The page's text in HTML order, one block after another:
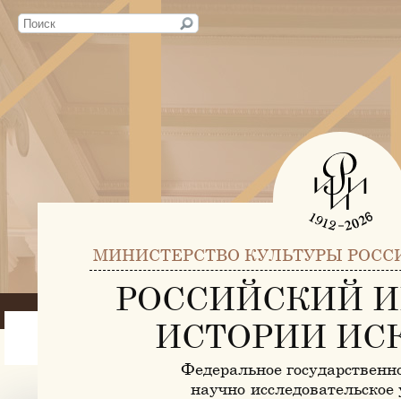
МИНИСТЕРСТВО КУЛЬТУРЫ
РОССИЙСКИЙ
ИСТОРИИ
Федеральное
научно-